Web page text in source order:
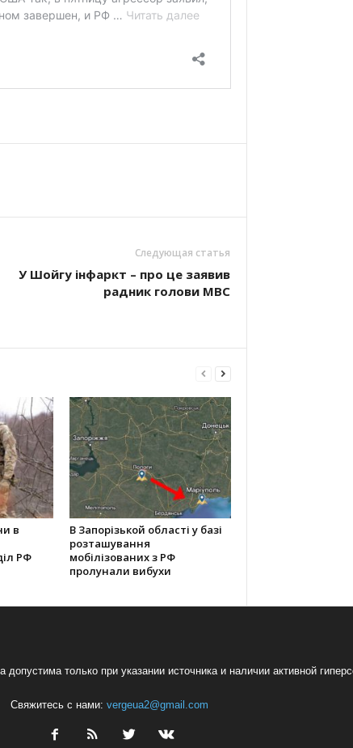
Следующая статья
У Шойгу інфаркт – про це заявив
радник голови МВС
в
РФ
В Запорізькой області у базі
розташування
мобілізованих з РФ
пролунали вибухи
только при указании источника и наличии активной
Свяжитесь с нами: vergeua2@gmail.com